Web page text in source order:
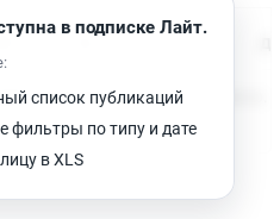
Время чтения
Попробуйте изменить фильтр.
в подписке Лайт.
список публикаций
фильтры по типу и дате
в XLS